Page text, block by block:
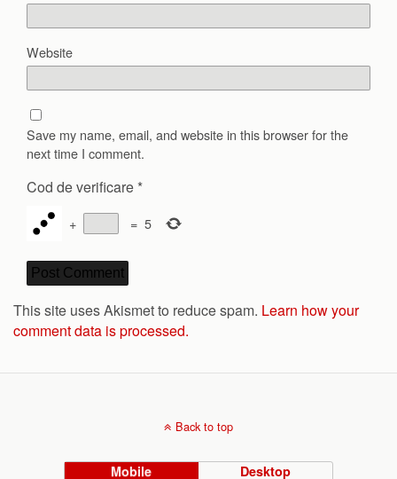
Website
Save my name, email, and website in this browser for the
next time I comment.
Cod de verificare *
+ = 5
This site uses Akismet to reduce spam. Learn how your
comment data is processed.
Back to top
Mobile Desktop